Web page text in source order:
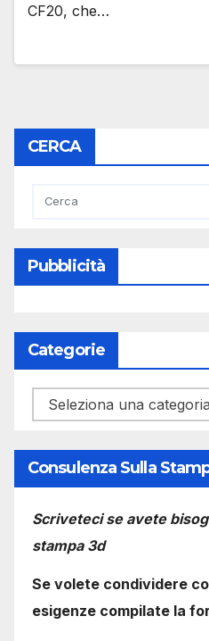
CF20, che…
CERCA
Pubblicità
Categorie
Categorie
Consulenza Sulla
Scriveteci se avete
stampa 3d
Se volete condividere
esigenze compilate la